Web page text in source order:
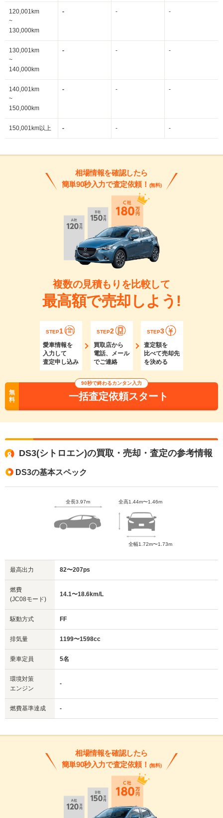
120,001km
~
130,000km
- - -
130,001km
~
140,000km
- - -
140,001km
~
150,000km
- - -
150,001km以上 - - -
相場情報を確認したら
簡単90秒入力で査定依頼！ (無料)
複数の見積もりを比較して
最高額で売却しよう!
STEP1
愛車情報を
入力して
査定申し込み
STEP2
買取店から
電話、メール
でご連絡
STEP3
査定額を
比べて売却先
を決める
無
料
90秒で終わるカンタン入力
一括査定依頼スタート
DS3(シトロエン)の買取・売却・査定の参考情報
DS3の基本スペック
全長3.97m 全高1.44m〜1.46m
全幅1.72m〜1.73m
最高出力 82〜207ps
燃費
(JC08モード)
14.1〜18.6km/L
駆動方式 FF
排気量 1199〜1598cc
乗車定員 5名
環境対策
エンジン
-
燃費基準達成 -
相場情報を確認したら
簡単90秒入力で査定依頼！ (無料)